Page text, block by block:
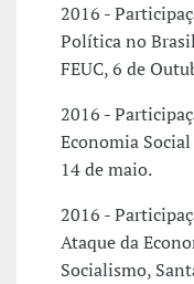
2016 -
Política no
FEUC, 6 de
2016 -
Economia
14 de maio.
2016 -
Ataque da
Socialismo,